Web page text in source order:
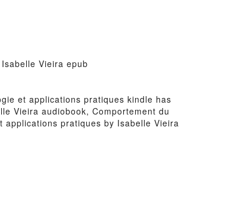
Vieira epub
et applications pratiques kindle has
Vieira audiobook, Comportement du
pratiques by Isabelle Vieira